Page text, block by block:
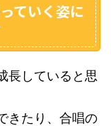
ていく姿に
長していると思
きたり、合唱の